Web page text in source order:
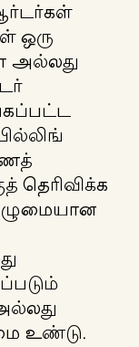
ஒரு
அல்லது
தெரிவிக்க
உண்டு.